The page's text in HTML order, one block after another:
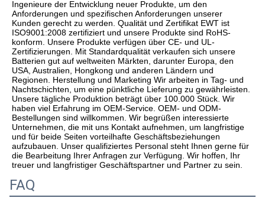
Ingenieure der Entwicklung neuer Produkte, um den
Anforderungen und spezifischen Anforderungen unserer
Kunden gerecht zu werden. Qualität und Zertifikat EWT ist
ISO9001:2008 zertifiziert und unsere Produkte sind RoHS-
konform. Unsere Produkte verfügen über CE- und UL-
Zertifizierungen. Mit Standardqualität verkaufen sich unsere
Batterien gut auf weltweiten Märkten, darunter Europa, den
USA, Australien, Hongkong und anderen Ländern und
Regionen. Herstellung und Marketing Wir arbeiten in Tag- und
Nachtschichten, um eine pünktliche Lieferung zu gewährleisten.
Unsere tägliche Produktion beträgt über 100.000 Stück. Wir
haben viel Erfahrung im OEM-Service. OEM- und ODM-
Bestellungen sind willkommen. Wir begrüßen interessierte
Unternehmen, die mit uns Kontakt aufnehmen, um langfristige
und für beide Seiten vorteilhafte Geschäftsbeziehungen
aufzubauen. Unser qualifiziertes Personal steht Ihnen gerne für
die Bearbeitung Ihrer Anfragen zur Verfügung. Wir hoffen, Ihr
treuer und langfristiger Geschäftspartner und Partner zu sein.
FAQ